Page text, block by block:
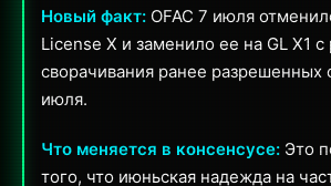
Новый факт: OFAC 7 июля
License X и заменило ее на GL X1
сворачивания ранее разрешенных
июля.
Что меняется в консенсусе: Это
того, что июньская надежда на